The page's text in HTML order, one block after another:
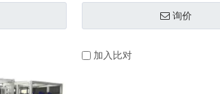
询价
加入比对